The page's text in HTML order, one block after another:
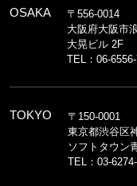
OSAKA
〒556-0014
大阪府大阪市
大晃ビル 2F
TEL：06-
TOKYO
〒150-0001
東京都渋谷区
ソフトタウン
TEL：03-